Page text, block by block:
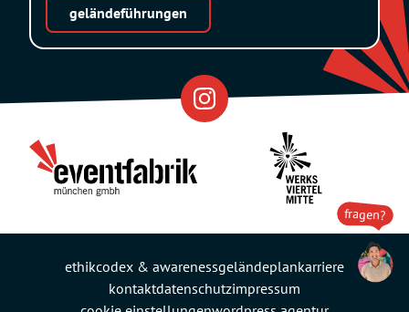
fragen?
Partner
geländeführungen
ethikcodex & awarenessgeländeplankarriere
kontaktdatenschutzimpressum